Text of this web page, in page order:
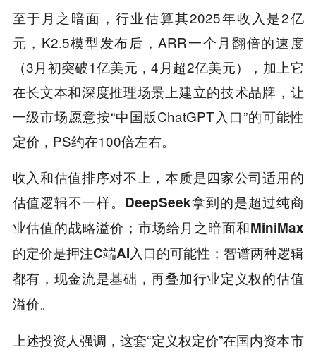
至于月之暗面，行业估算其2025年收入是2亿
元，K2.5模型发布后，ARR一个月翻倍的速度
（3月初突破1亿美元，4月超2亿美元），加上它
在长文本和深度推理场景上建立的技术品牌，让
一级市场愿意按“中国版ChatGPT入口”的可能性
定价，PS约在100倍左右。
收入和估值排序对不上，本质是四家公司适用的
估值逻辑不一样。 DeepSeek拿到的是超过纯商
业估值的战略溢价；市场给月之暗面和MiniMax
的定价是押注C端AI入口的可能性；智谱两种逻辑
都有，现金流是基础，再叠加行业定义权的估值
溢价。
上述投资人强调，这套“定义权定价”在国内资本市